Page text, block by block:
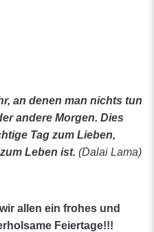
an denen man nichts tun
andere Morgen. Dies
Tag zum Lieben,
Leben ist. (Dalai Lama)
allen ein frohes und
Feiertage!!!